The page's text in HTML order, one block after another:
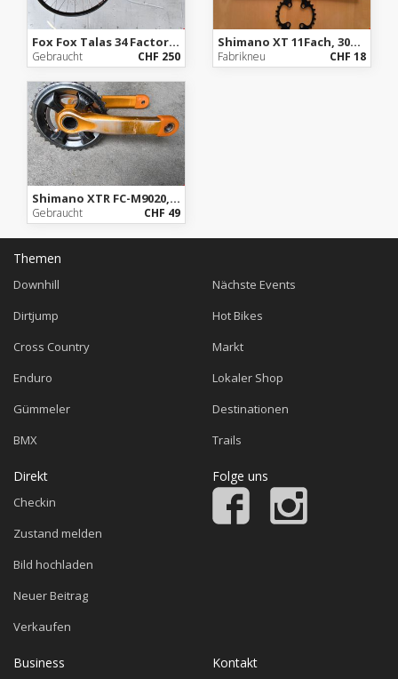
Fox Fox Talas 34 Factory, Fit CTD Kashima, 160mm, 26Zoll,
Gebraucht CHF 250
Shimano XT 11Fach, 30Zähne
Fabrikneu CHF 18
Shimano XTR FC-M9020, 175mm, 26-36
Gebraucht CHF 49
Themen
Downhill
Dirtjump
Cross Country
Enduro
Gümmeler
BMX
Nächste Events
Hot Bikes
Markt
Lokaler Shop
Destinationen
Trails
Direkt
Checkin
Zustand melden
Bild hochladen
Neuer Beitrag
Verkaufen
Folge uns
Business Kontakt